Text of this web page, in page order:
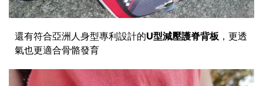
還有符合亞洲人身型專利設計的U型減壓護脊背板 ，更透
氣也更適合骨骼發育